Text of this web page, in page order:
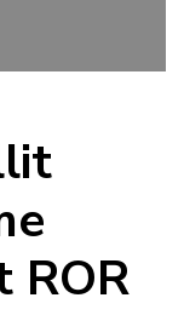
ROR